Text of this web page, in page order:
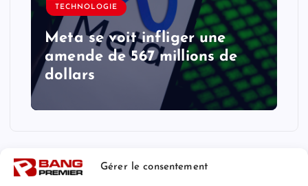
Gérer le consentement
TECHNOLOGIE
Meta se voit infliger une
amende de 567 millions de
dollars